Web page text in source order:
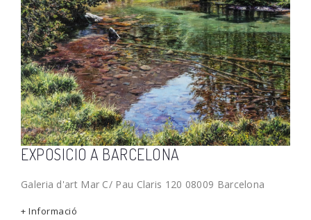
EXPOSICIÓ A BARCELONA
Galeria d'art Mar C/ Pau Claris 120 08009 Barcelona
+ Informació